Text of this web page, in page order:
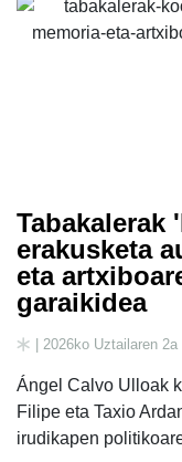
Tabakalerak
erakusketa
eta
garaikidea
| 2026ko Uztailaren 2a
Ángel Calvo Ulloak
Filipe eta Taxio
irudikapen